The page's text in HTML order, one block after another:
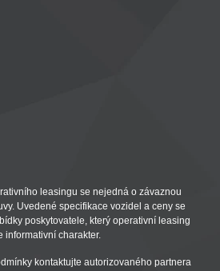
leasingu se nejedná o závaznou
Uvedené specifikace vozidel a ceny se
poskytovatele, který operativní leasing
informativní charakter.
kontaktujte autorizovaného partnera